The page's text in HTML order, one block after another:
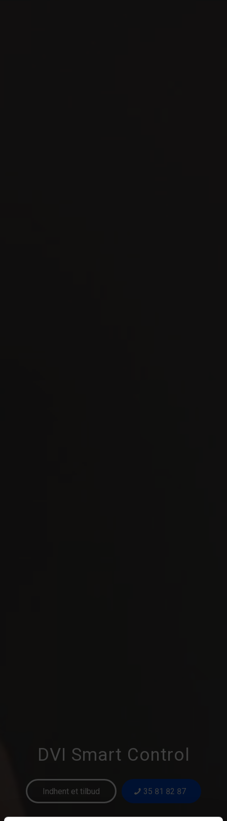
DVI Smart Control
Indhent et tilbud 35 81 82 87